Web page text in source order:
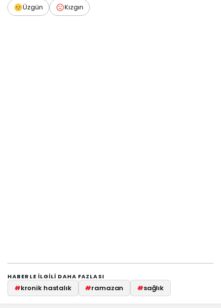
Üzgün
Kızgın
HABERLE ILGILI DAHA FAZLASI
#kronik hastalık #ramazan #sağlık